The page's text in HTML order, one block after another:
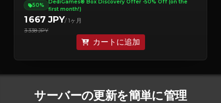
50%
DediGames® Box Discovery Offer -50% Off (on the
first month!)
1 667 JPY/ 1ヶ月
3 338 JPY
カートに追加
サーバーの更新を簡単に管理